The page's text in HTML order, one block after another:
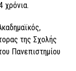
χρόνια.
της Σχολής
Πανεπιστημίου